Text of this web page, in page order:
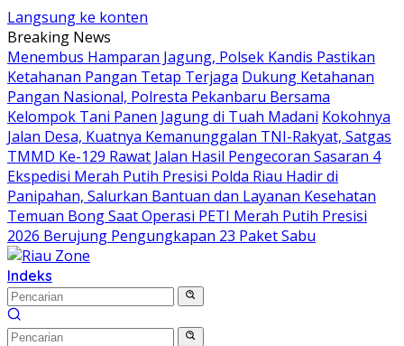
Langsung ke konten
Breaking News
Menembus Hamparan Jagung, Polsek Kandis Pastikan
Ketahanan Pangan Tetap Terjaga Dukung Ketahanan
Pangan Nasional, Polresta Pekanbaru Bersama
Kelompok Tani Panen Jagung di Tuah Madani Kokohnya
Jalan Desa, Kuatnya Kemanunggalan TNI-Rakyat, Satgas
TMMD Ke-129 Rawat Jalan Hasil Pengecoran Sasaran 4
Ekspedisi Merah Putih Presisi Polda Riau Hadir di
Panipahan, Salurkan Bantuan dan Layanan Kesehatan
Temuan Bong Saat Operasi PETI Merah Putih Presisi
2026 Berujung Pengungkapan 23 Paket Sabu
Indeks